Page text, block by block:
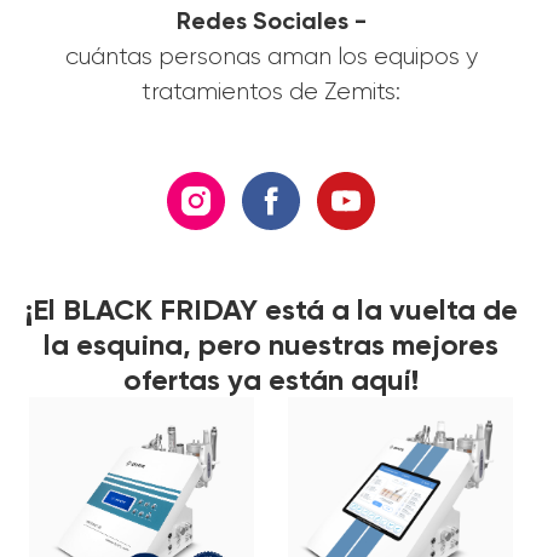
Redes Sociales -
cuántas personas aman los equipos y
tratamientos de Zemits:
¡El BLACK FRIDAY está a la vuelta de
la esquina, pero nuestras mejores
ofertas ya están aquí!